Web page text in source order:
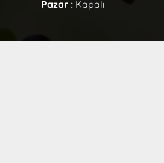
Pazar : Kapalı